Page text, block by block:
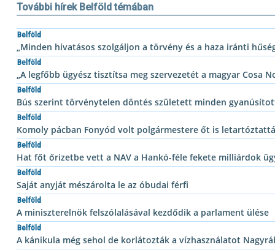
További hírek Belföld témában
Belföld
„Minden hivatásos szolgáljon a törvény és a haza iránti
Belföld
„A legfőbb ügyész tisztítsa meg szervezetét a magyar Cosa
Belföld
Bús szerint törvénytelen döntés született minden
Belföld
Komoly pácban Fonyód volt polgármestere őt is
Belföld
Hat főt őrizetbe vett a NAV a Hankó-féle fekete milliárdok
Belföld
Saját anyját mészárolta le az óbudai férfi
Belföld
A miniszterelnök felszólalásával kezdődik a parlament ülése
Belföld
A kánikula még sehol de korlátozták a vízhasználatot